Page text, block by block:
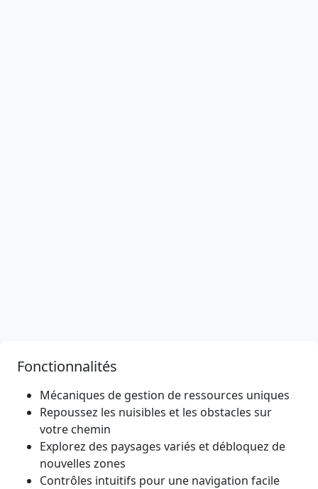
Fonctionnalités
Mécaniques de gestion de ressources uniques
Repoussez les nuisibles et les obstacles sur
votre chemin
Explorez des paysages variés et débloquez de
nouvelles zones
Contrôles intuitifs pour une navigation facile